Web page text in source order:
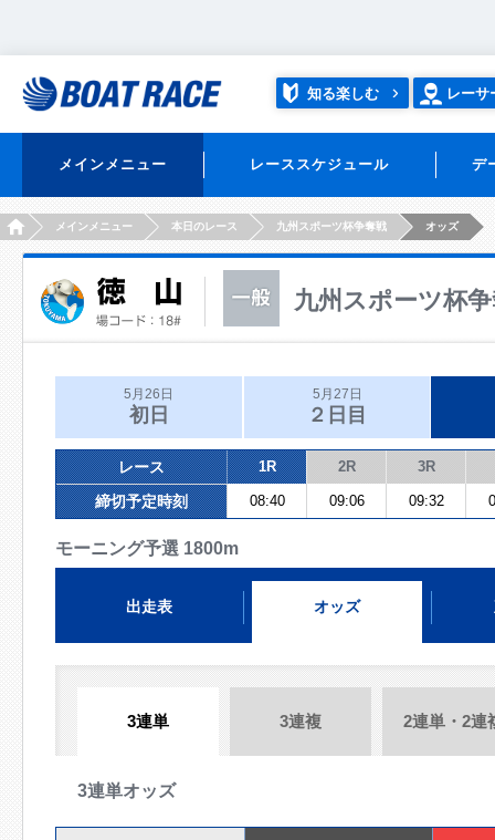
知る楽しむ レーサ
メインメニュー レーススケジュール デ
HOMEメインメニュー 本日のレース 九州スポーツ杯争奪戦 オッズ
九州スポーツ杯
5月26日
初日
5月27日
２日目
レース 1R 2R 3R
締切予定時刻 08:40 09:06 09:32
モーニング予選 1800m
出走表 オッズ
3連単 3連複 2連単・2連
3連単オッズ